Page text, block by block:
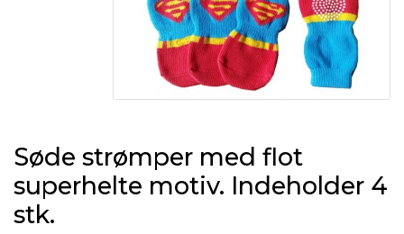
Søde strømper med flot
superhelte motiv. Indeholder 4
stk.